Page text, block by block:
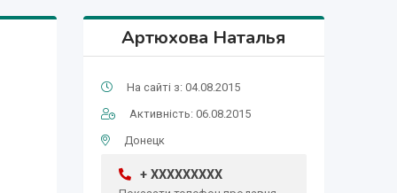
Артюхова Наталья
На сайті з: 04.08.2015
Активність: 06.08.2015
Донецк
+ XXXXXXXXX